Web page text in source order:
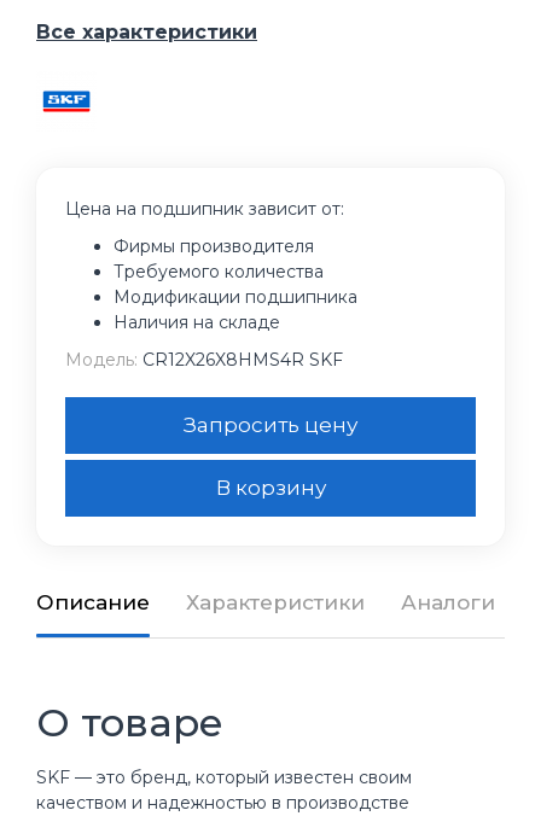
Все характеристики
Цена на подшипник зависит от:
Фирмы производителя
Требуемого количества
Модификации подшипника
Наличия на складе
Модель: CR12X26X8HMS4R SKF
Запросить цену
В корзину
Описание Характеристики Аналоги
О товаре
SKF — это бренд, который известен своим
качеством и надежностью в производстве